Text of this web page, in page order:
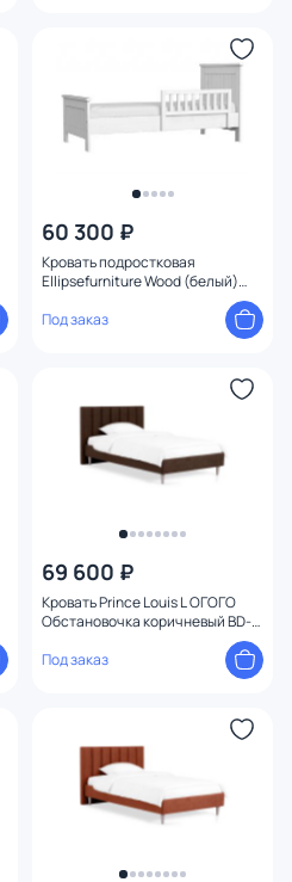
60 300 ₽
Кровать подростковая
Ellipsefurniture Wood (белый)
Под заказ
69 600 ₽
Кровать Prince Louis L ОГОГО
Обстановочка коричневый BD-
Под заказ